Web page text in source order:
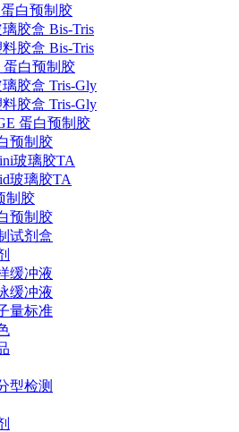
白预制胶
胶盒 Bis-Tris
料胶盒 Bis-Tris
蛋白预制胶
胶盒 Tris-Gly
料胶盒 Tris-Gly
蛋白预制胶
预制胶
玻璃胶TA
玻璃胶TA
制胶
预制胶
试剂盒
缓冲液
缓冲液
量标准
型检测